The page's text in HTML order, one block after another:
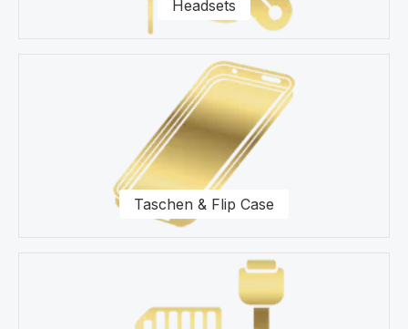
Headsets
Taschen & Flip Case